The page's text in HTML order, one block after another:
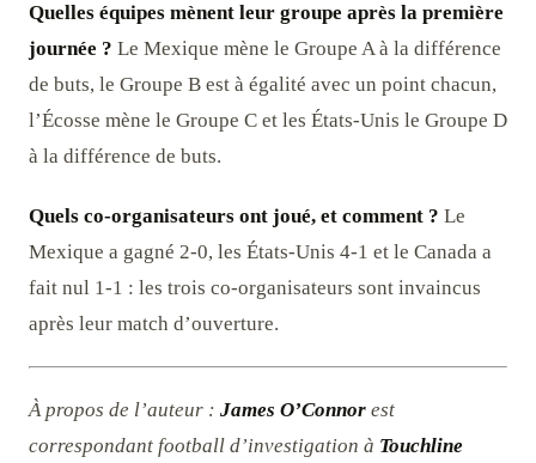
Quelles équipes mènent leur groupe après la première
journée ? Le Mexique mène le Groupe A à la différence
de buts, le Groupe B est à égalité avec un point chacun,
l’Écosse mène le Groupe C et les États-Unis le Groupe D
à la différence de buts.
Quels co-organisateurs ont joué, et comment ? Le
Mexique a gagné 2-0, les États-Unis 4-1 et le Canada a
fait nul 1-1 : les trois co-organisateurs sont invaincus
après leur match d’ouverture.
À propos de l’auteur : James O’Connor est
correspondant football d’investigation à Touchline